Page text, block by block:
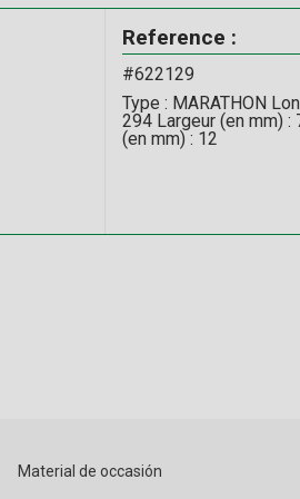
Reference :
#622129
Type : MARATHON
294 Largeur (en mm) :
(en mm) : 12
Material de occasión